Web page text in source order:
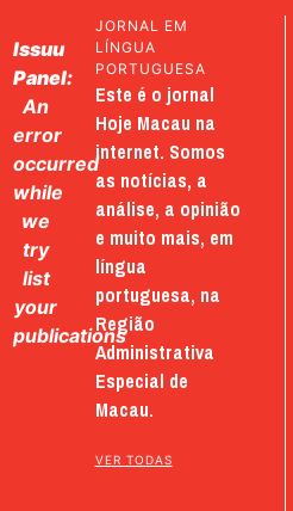
Issuu
Panel:
An
error
occurred
while
we
try
list
your
publications
JORNAL EM
LÍNGUA
PORTUGUESA
Este é o jornal
Hoje Macau na
internet. Somos
as notícias, a
análise, a opinião
e muito mais, em
língua
portuguesa, na
Região
Administrativa
Especial de
Macau.
VER TODAS